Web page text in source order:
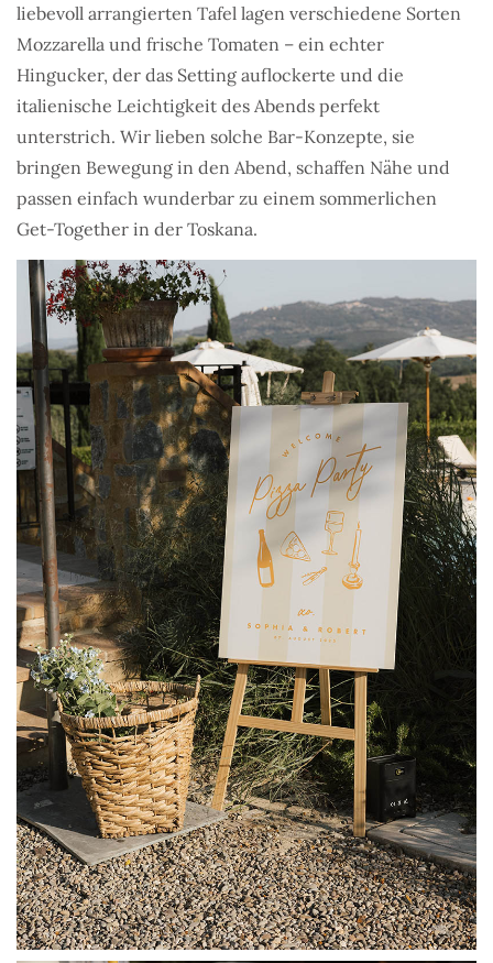
liebevoll arrangierten Tafel lagen verschiedene Sorten
Mozzarella und frische Tomaten – ein echter
Hingucker, der das Setting auflockerte und die
italienische Leichtigkeit des Abends perfekt
unterstrich. Wir lieben solche Bar-Konzepte, sie
bringen Bewegung in den Abend, schaffen Nähe und
passen einfach wunderbar zu einem sommerlichen
Get-Together in der Toskana.